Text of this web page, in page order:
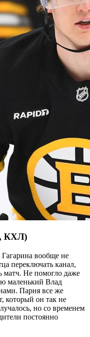
КХЛ)
Гагарина вообще не
переключать канал,
матч. Не помогло даже
маленький Влад
Парня все же
который он так не
но со временем
постоянно